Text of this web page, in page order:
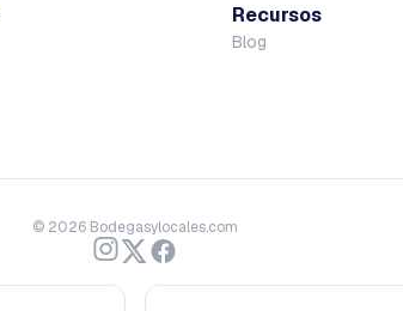
Recursos
Blog
© 2026 Bodegasylocales.com